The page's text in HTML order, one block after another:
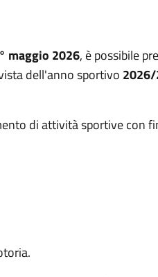
maggio 2026, è possibile
dell'anno sportivo
di attività sportive con